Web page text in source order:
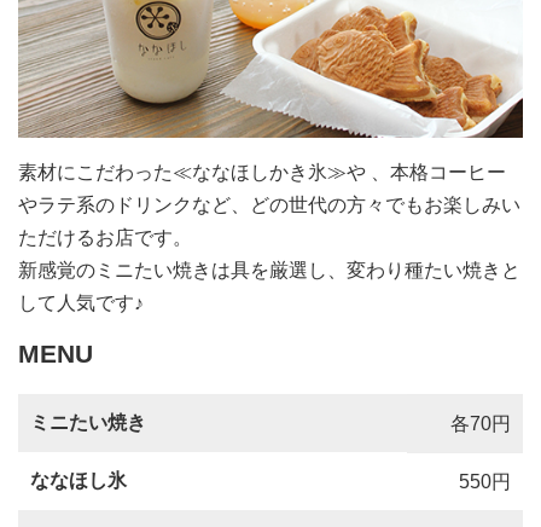
素材にこだわった≪ななほしかき氷≫や 、本格コーヒー
やラテ系のドリンクなど、どの世代の方々でもお楽しみい
ただけるお店です。
新感覚のミニたい焼きは具を厳選し、変わり種たい焼きと
して人気です♪
MENU
ミニたい焼き 各70円
ななほし氷 550円